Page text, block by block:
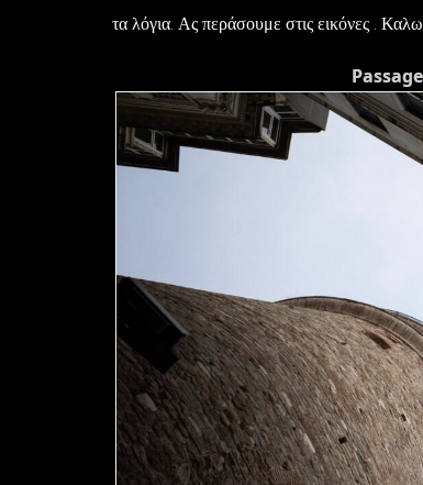
τα λόγια. Ας περάσουμε στις εικόνες .